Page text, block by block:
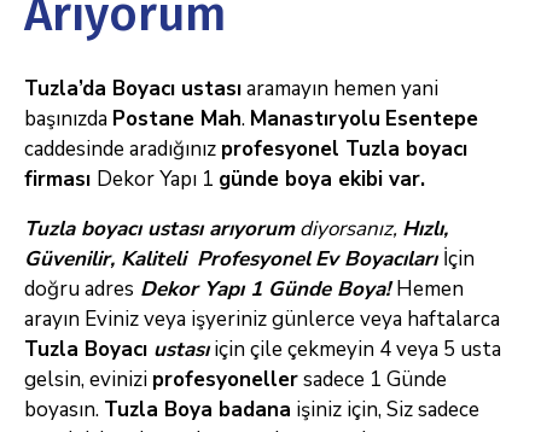
Arıyorum
Tuzla’da Boyacı ustasıaramayın hemen yani
başınızda Postane Mah. Manastıryolu Esentepe
caddesinde aradığınız profesyonel Tuzla boyacı
firması Dekor Yapı 1 günde boya ekibi var.
Tuzlaboyacı ustası arıyorumdiyorsanız, Hızlı,
Güvenilir, Kaliteli Profesyonel EvBoyacılarıİçin
doğru adres Dekor Yapı 1 Günde Boya!Hemen
arayın Eviniz veya işyeriniz günlerce veya haftalarca
Tuzla Boyacı ustasıiçin çile çekmeyin 4 veya 5 usta
gelsin, evinizi profesyonellersadece 1 Günde
boyasın. Tuzla Boya badana işiniz için, Siz sadece